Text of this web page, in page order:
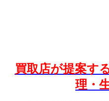
買取店が提案す
理・